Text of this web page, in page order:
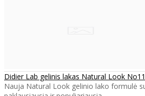
Didier Lab gelinis lakas Natural Look
Nauja Natural Look gelinio lako formulė